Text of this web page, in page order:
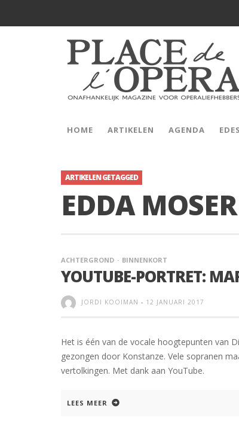
HOME ARTIKELEN AGENDA
ARTIKELEN GETAGGED
EDDA MOSER
ACHTERGROND BINNENKORT
YOUTUBE-PORTRET:
JORDI KOOIMAN - 12 JANUARI 2017
Het is één van de vocale hoogtepunten van
gezongen door Konstanze. Vele sopranen
vertolkingen. Met dank aan YouTube.
LEES MEER